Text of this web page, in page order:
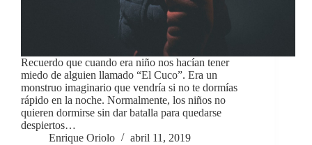
Recuerdo que cuando era niño nos hacían tener
miedo de alguien llamado “El Cuco”. Era un
monstruo imaginario que vendría si no te dormías
rápido en la noche. Normalmente, los niños no
quieren dormirse sin dar batalla para quedarse
despiertos…
Enrique Oriolo
abril 11, 2019